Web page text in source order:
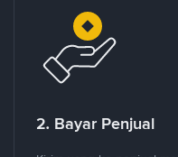
2. Bayar Penjual